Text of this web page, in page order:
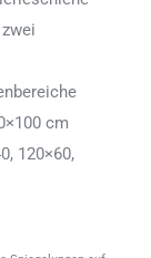
cm
120×60,